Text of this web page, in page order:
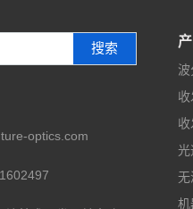
搜索
optics.com
无
机